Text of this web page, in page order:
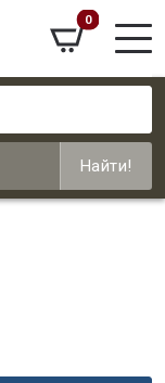
0
Найти!